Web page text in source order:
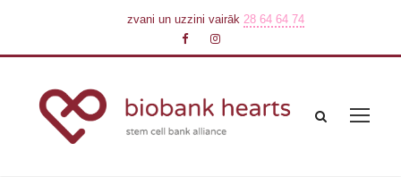
zvani un uzzini vairāk 28 64 64 74